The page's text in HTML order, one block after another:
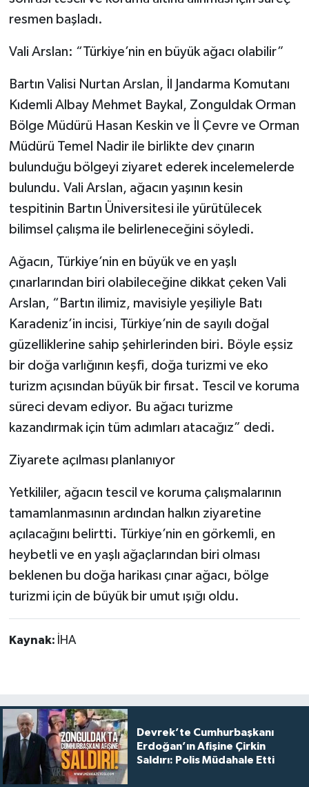
resmen başladı.
Vali Arslan: “Türkiye’nin en büyük ağacı olabilir”
Bartın Valisi Nurtan Arslan, İl Jandarma Komutanı
Kıdemli Albay Mehmet Baykal, Zonguldak Orman
Bölge Müdürü Hasan Keskin ve İl Çevre ve Orman
Müdürü Temel Nadir ile birlikte dev çınarın
bulunduğu bölgeyi ziyaret ederek incelemelerde
bulundu. Vali Arslan, ağacın yaşının kesin
tespitinin Bartın Üniversitesi ile yürütülecek
bilimsel çalışma ile belirleneceğini söyledi.
Ağacın, Türkiye’nin en büyük ve en yaşlı
çınarlarından biri olabileceğine dikkat çeken Vali
Arslan, “Bartın ilimiz, mavisiyle yeşiliyle Batı
Karadeniz’in incisi, Türkiye’nin de sayılı doğal
güzelliklerine sahip şehirlerinden biri. Böyle eşsiz
bir doğa varlığının keşfi, doğa turizmi ve eko
turizm açısından büyük bir fırsat. Tescil ve koruma
süreci devam ediyor. Bu ağacı turizme
kazandırmak için tüm adımları atacağız” dedi.
Ziyarete açılması planlanıyor
Yetkililer, ağacın tescil ve koruma çalışmalarının
tamamlanmasının ardından halkın ziyaretine
açılacağını belirtti. Türkiye’nin en görkemli, en
heybetli ve en yaşlı ağaçlarından biri olması
beklenen bu doğa harikası çınar ağacı, bölge
turizmi için de büyük bir umut ışığı oldu.
Kaynak: İHA
Devrek’te Cumhurbaşkanı
Erdoğan’ın Afişine Çirkin
Saldırı: Polis Müdahale Etti